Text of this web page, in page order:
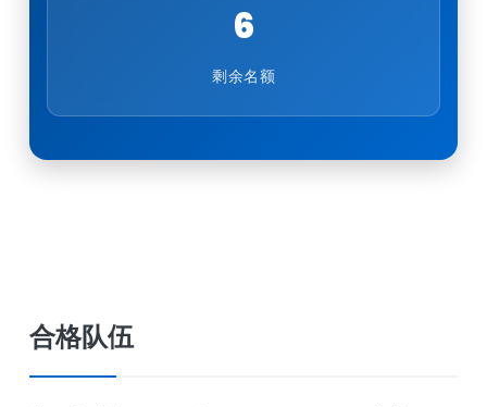
6
剩余名额
合格队伍